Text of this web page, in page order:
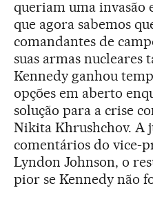
queriam uma invasão
que agora sabemos
comandantes de
suas armas nucleares
Kennedy ganhou
opções em aberto
solução para a crise
Nikita Khrushchov. A
comentários do vice-
Lyndon Johnson, o
pior se Kennedy não